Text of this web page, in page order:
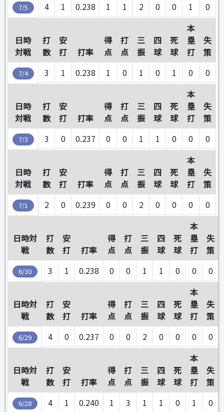
7/5 4 1 0.238 1 1 2 0 0 1 0
日時
対戦
打
数
安
打
打率
得
点
打
点
三
振
四
球
死
球
本
塁
打
失
策
7/4 3 1 0.238 1 0 1 0 1 0 0
日時
対戦
打
数
安
打
打率
得
点
打
点
三
振
四
球
死
球
本
塁
打
失
策
7/3 3 0 0.237 0 0 1 1 0 0 0
日時
対戦
打
数
安
打
打率
得
点
打
点
三
振
四
球
死
球
本
塁
打
失
策
7/1 2 0 0.239 0 0 2 0 0 0 0
日時対
戦
打
数
安
打
打率
得
点
打
点
三
振
四
球
死
球
本
塁
打
失
策
6/30 3 1 0.238 0 0 1 1 0 0 0
日時対
戦
打
数
安
打
打率
得
点
打
点
三
振
四
球
死
球
本
塁
打
失
策
6/29 4 0 0.237 0 0 2 0 0 0 0
日時対
戦
打
数
安
打
打率
得
点
打
点
三
振
四
球
死
球
本
塁
打
失
策
6/28 4 1 0.240 1 3 1 1 0 1 0